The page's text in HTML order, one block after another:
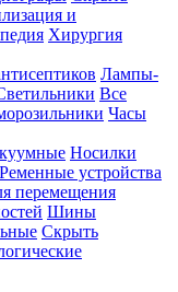
и
Хирургия
Лампы-
Все
Часы
Носилки
Ременные устройства
перемещения
Шины
Скрыть